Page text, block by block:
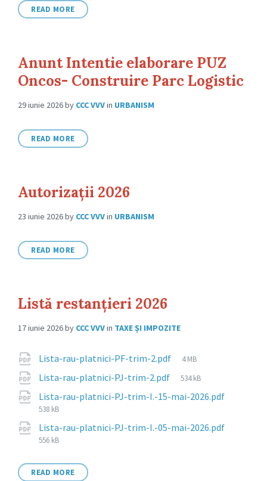
READ MORE
Anunt Intentie elaborare PUZ
Oncos- Construire Parc Logistic
29 iunie 2026by CCC VVVin URBANISM
READ MORE
Autorizații 2026
23 iunie 2026by CCC VVVin URBANISM
READ MORE
Listă restanțieri 2026
17 iunie 2026by CCC VVVin TAXE ȘI IMPOZITE
Attachments
Lista-rau-platnici-PF-trim-2.pdf
File
4 MB
Lista-rau-platnici-PJ-trim-2.pdf
File
534 kB
Lista-rau-platnici-PJ-trim-I.-15-mai-2026.pdf
538 kB
Lista-rau-platnici-PJ-trim-I.-05-mai-2026.pdf
556 kB
READ MORE